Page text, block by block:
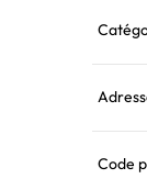
Code